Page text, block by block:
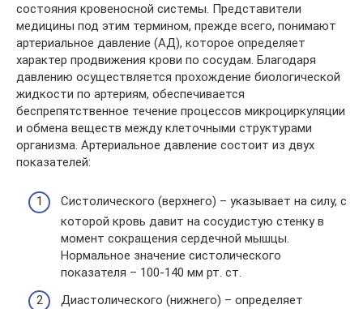
состояния кровеносной системы. Представители
медицины под этим термином, прежде всего, понимают
артериальное давление (АД), которое определяет
характер продвижения крови по сосудам. Благодаря
давлению осуществляется прохождение биологической
жидкости по артериям, обеспечивается
беспрепятственное течение процессов микроциркуляции
и обмена веществ между клеточными структурами
организма. Артериальное давление состоит из двух
показателей:
Систолического (верхнего) – указывает на силу, с
которой кровь давит на сосудистую стенку в
момент сокращения сердечной мышцы.
Нормальное значение систолического
показателя – 100-140 мм рт. ст.
Диастолического (нижнего) – определяет